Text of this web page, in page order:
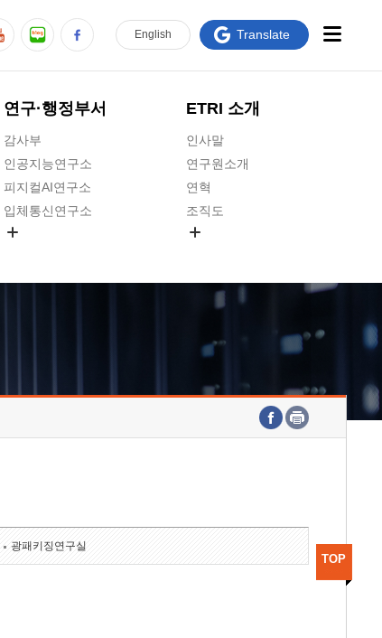
연구·행정부서
감사부
인공지능연구소
피지컬AI연구소
입체통신연구소
호남권연구본부
기획본부
ETRI 소개
인사말
연구원소개
연혁
조직도
연구원 고객헌장
주요업무연락처
English Translate
광패키징연구실
TOP